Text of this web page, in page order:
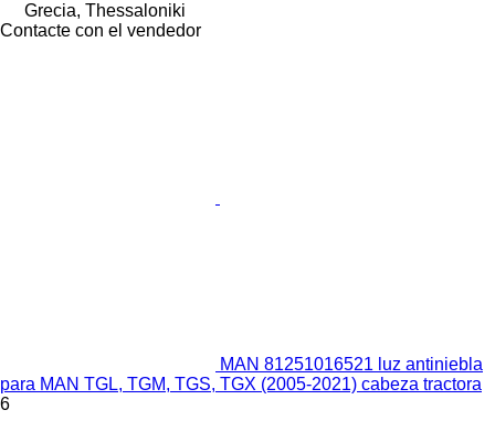
Grecia, Thessaloniki
Contacte con el vendedor
MAN 81251016521 luz antiniebla
para MAN TGL, TGM, TGS, TGX (2005-2021) cabeza tractora
6